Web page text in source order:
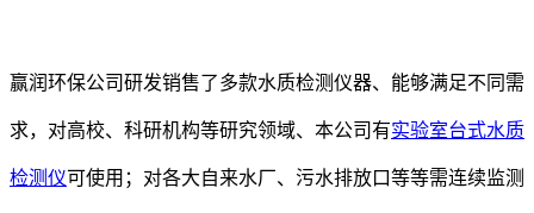
赢润环保公司研发销售了多款水质检测仪器、能够满足不同需
求，对高校、科研机构等研究领域、本公司有实验室台式水质
检测仪可使用；对各大自来水厂、污水排放口等等需连续监测